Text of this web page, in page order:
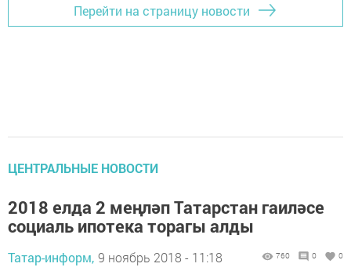
Перейти на страницу новости
ЦЕНТРАЛЬНЫЕ НОВОСТИ
2018 елда 2 меңләп Татарстан гаиләсе
социаль ипотека торагы алды
Татар-информ, 9 ноябрь 2018 - 11:18 760 0 0